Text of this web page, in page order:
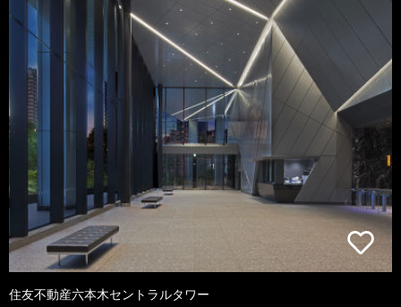
住友不動産六本木セントラルタワー